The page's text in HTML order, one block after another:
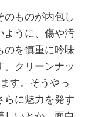
のものが内包し
ように、傷や汚
のを慎重に吟味
。クリーンナッ
す。そうやっ
らに魅力を発す